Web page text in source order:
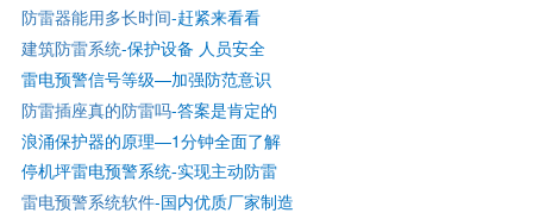
防雷器能用多长时间-赶紧来看看
建筑防雷系统-保护设备 人员安全
雷电预警信号等级—加强防范意识
防雷插座真的防雷吗-答案是肯定的
浪涌保护器的原理—1分钟全面了解
停机坪雷电预警系统-实现主动防雷
雷电预警系统软件-国内优质厂家制造